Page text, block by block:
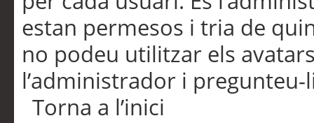
estan permesos i tria de
no podeu utilitzar els
l’administrador i pregunteu-
Torna a l’inici